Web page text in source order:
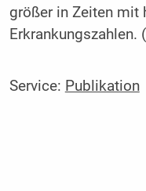
größer in Zeiten mit
Erkrankungszahlen.
Service: Publikation